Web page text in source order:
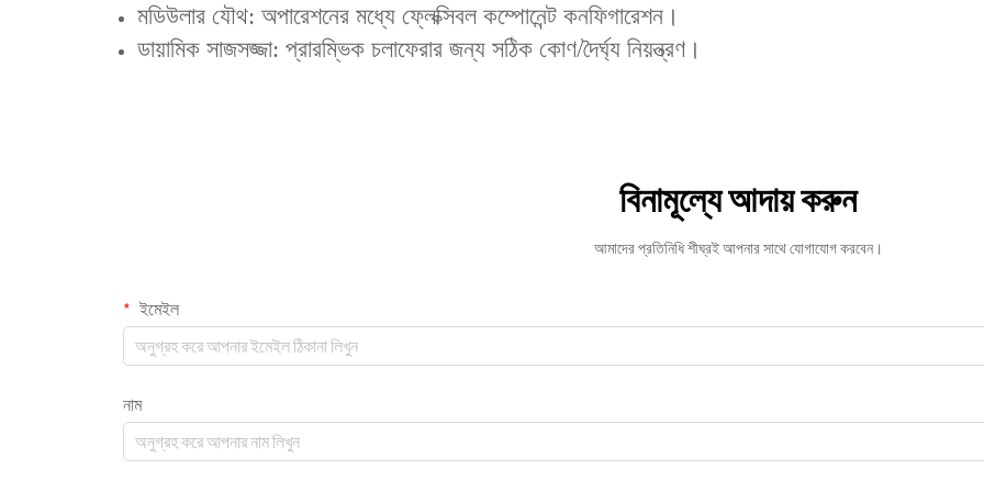
‌মডিউলার যৌথ‌: অপারেশনের মধ্যে ফ্লেক্সিবল কম্পোনেন্ট কনফিগারেশন।
‌ডায়ামিক সাজসজ্জা‌: প্রারম্ভিক চলাফেরার জন্য সঠিক কোণ/দৈর্ঘ্য নিয়ন্ত্রণ।
বিনামূল্যে আদায় করুন
আমাদের প্রতিনিধি শীঘ্রই আপনার সাথে যোগাযোগ করবেন।
ইমেইল
নাম